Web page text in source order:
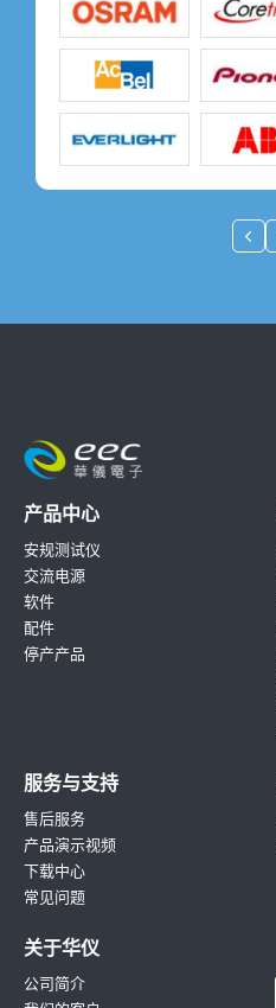
产品中心
安规测试仪
交流电源
软件
配件
停产产品
服务与支持
售后服务
产品演示视频
下载中心
常见问题
关于华仪
公司简介